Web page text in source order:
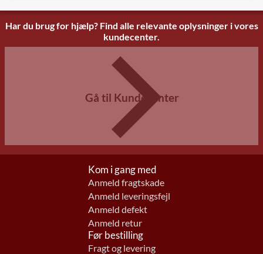
Har du brug for hjælp? Find alle relevante oplysninger i vores
kundecenter.
Gå til Kundecenter
Kom i gang med
Anmeld fragtskade
Anmeld leveringsfejl
Anmeld defekt
Anmeld retur
Før bestilling
Fragt og levering